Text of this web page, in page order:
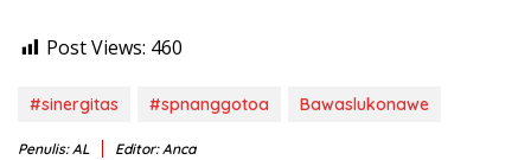
Post Views: 460
#sinergitas #spnanggotoa Bawaslukonawe
Penulis: AL Editor: Anca